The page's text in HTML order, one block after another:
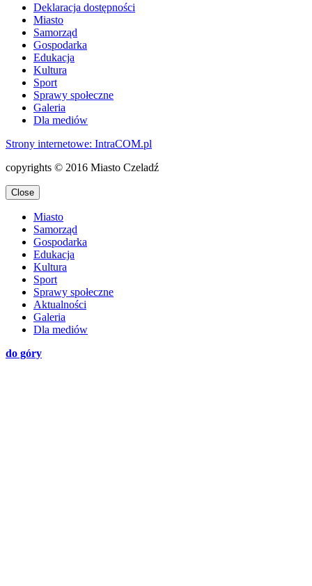
Deklaracja dostępności
Miasto
Samorząd
Gospodarka
Edukacja
Kultura
Sport
Sprawy społeczne
Galeria
Dla mediów
Strony internetowe: IntraCOM.pl
copyrights © 2016 Miasto Czeladź
Close
Miasto
Samorząd
Gospodarka
Edukacja
Kultura
Sport
Sprawy społeczne
Aktualności
Galeria
Dla mediów
do góry